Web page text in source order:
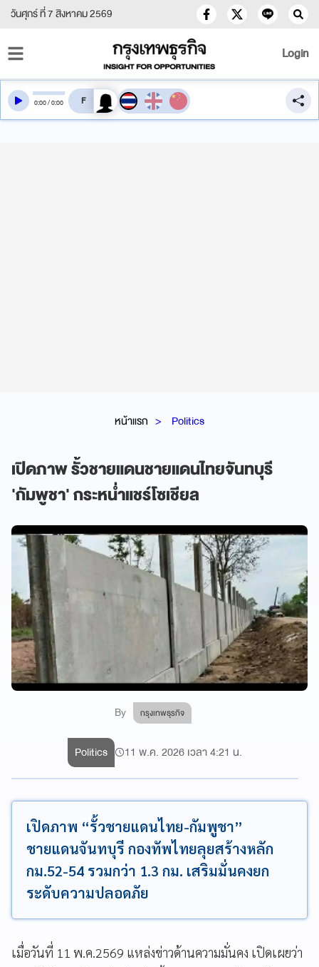
วันศุกร์ ที่ 7 สิงหาคม 2569
Login
หน้าแรก Politics
เปิดภาพ รั้วชายแดนชายแดนไทยจันทบุรี
'กัมพูชา' กระหน่ำแชร์โซเชียล
By กรุงเทพธุรกิจ
0:00/0:00 สลับเสียงอ่าน
Politics 11 พ.ค. 2026 เวลา 4:21 น.
เปิดภาพ “รั้วชายแดนไทย-กัมพูชา”
ชายแดนจันทบุรี กองทัพไทยลุยสร้างหลัก
กม.52-54 รวมกว่า 1.3 กม. เสริมมั่นคงยก
ระดับความปลอดภัย
เมื่อวันที่ 11 พ.ค.2569 แหล่งข่าวด้านความมั่นคง เปิดเผยว่า